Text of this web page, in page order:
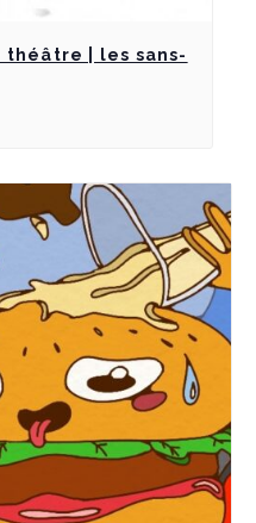
théâtre | les sans-